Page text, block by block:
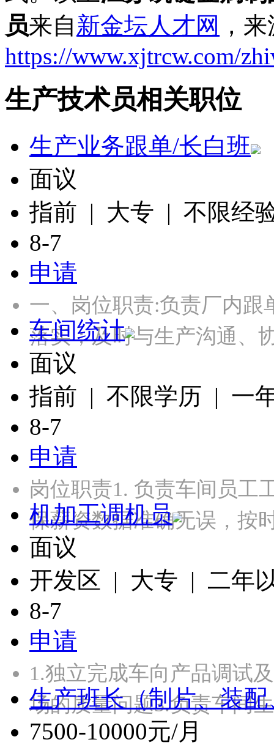
员来自新金坛人才网 ，
https://www.xjtrcw.com/
生产技术员相关职位
生产业务跟单/长白班
面议
指前 | 大专 | 不限经
8-7
申请
一、岗位职责:负责厂内跟
落实；及时与生产沟通
车间统计
面议
指前 | 不限学历 | 一
8-7
申请
岗位职责1. 负责车间员工
保薪资数据准确无误，
机加工调机员
面议
开发区 | 大专 | 二年
8-7
申请
1.独立完成车向产品调试
场的质量问题3.负责车间
生产班长（制片、装
7500-10000元/月